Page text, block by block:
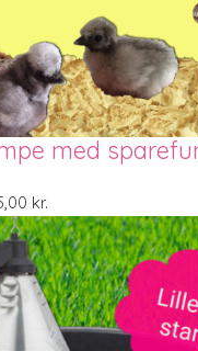
med
kr.